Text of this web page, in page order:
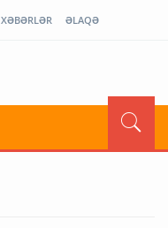
XƏBƏRLƏR ƏLAQƏ